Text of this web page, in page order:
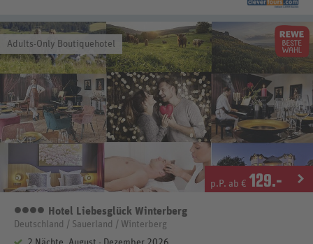
Adults-Only Boutiquehotel
p.P. ab € 129.-
4 Sterne
Hotel Liebesglück Winterberg
Deutschland / Sauerland / Winterberg